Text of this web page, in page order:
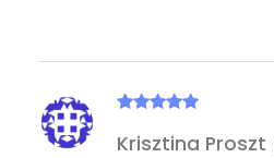
5
Krisztina Proszt